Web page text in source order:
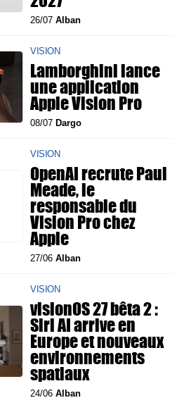
26/07Alban
VISION
Lamborghini lance
une application
Apple Vision Pro
08/07 Dargo
VISION
OpenAI recrute Paul
Meade, le
responsable du
Vision Pro chez
Apple
27/06Alban
VISION
visionOS 27 bêta 2 :
Siri AI arrive en
Europe et nouveaux
environnements
spatiaux
24/06Alban